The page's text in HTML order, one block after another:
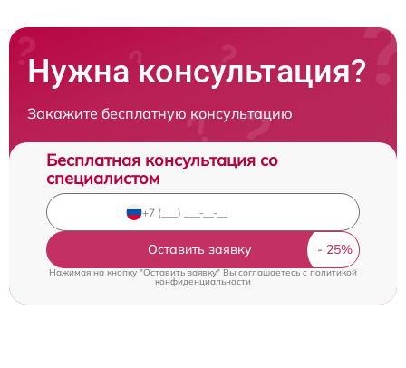
Нужна консультация?
Закажите бесплатную консультацию
Бесплатная консультация со
специалистом
Оставить заявку
Нажимая на кнопку "Оставить заявку" Вы соглашаетесь cполитикой
конфиденциальности